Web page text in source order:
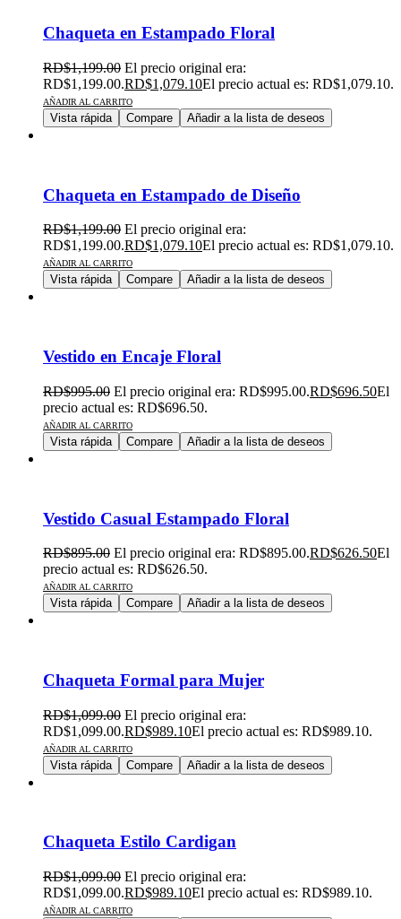
Chaqueta en Estampado Floral
RD$1,199.00 El precio original era:
RD$1,199.00.RD$1,079.10El precio actual es: RD$1,079.10.
AÑADIR AL CARRITO
Vista rápida Compare Añadir a la lista de deseos
Chaqueta en Estampado de Diseño
RD$1,199.00 El precio original era:
RD$1,199.00.RD$1,079.10El precio actual es: RD$1,079.10.
AÑADIR AL CARRITO
Vista rápida Compare Añadir a la lista de deseos
Vestido en Encaje Floral
RD$995.00 El precio original era: RD$995.00.RD$696.50El
precio actual es: RD$696.50.
AÑADIR AL CARRITO
Vista rápida Compare Añadir a la lista de deseos
Vestido Casual Estampado Floral
RD$895.00 El precio original era: RD$895.00.RD$626.50El
precio actual es: RD$626.50.
AÑADIR AL CARRITO
Vista rápida Compare Añadir a la lista de deseos
Chaqueta Formal para Mujer
RD$1,099.00 El precio original era:
RD$1,099.00.RD$989.10El precio actual es: RD$989.10.
AÑADIR AL CARRITO
Vista rápida Compare Añadir a la lista de deseos
Chaqueta Estilo Cardigan
RD$1,099.00 El precio original era:
RD$1,099.00.RD$989.10El precio actual es: RD$989.10.
AÑADIR AL CARRITO